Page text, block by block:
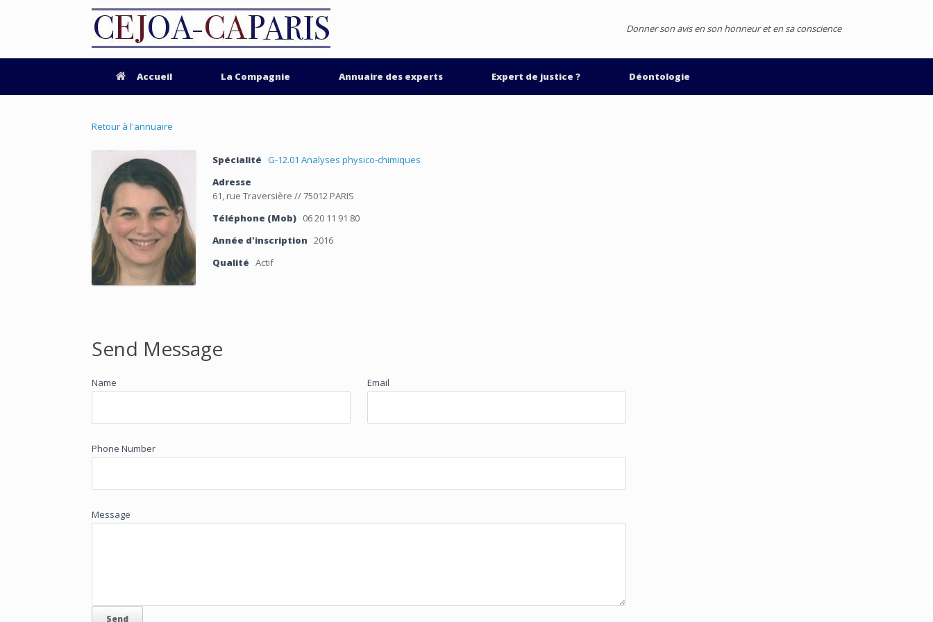
Donner son avis en son honneur et en sa conscience
Accueil La Compagnie Annuaire des experts Expert de justice ? Déontologie
Retour à l'annuaire
Spécialité G-12.01 Analyses physico-chimiques
Adresse
61, rue Traversière // 75012 PARIS
Téléphone (Mob) 06 20 11 91 80
Année d'inscription 2016
Qualité Actif
Send Message
Name Email
Phone Number
Message